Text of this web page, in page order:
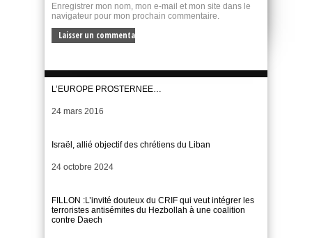
Enregistrer mon nom, mon e-mail et mon site dans le
navigateur pour mon prochain commentaire.
L’EUROPE PROSTERNEE…
Date
24 mars 2016
Israël, allié objectif des chrétiens du Liban
Date
24 octobre 2024
FILLON :L’invité douteux du CRIF qui veut intégrer les
terroristes antisémites du Hezbollah à une coalition
contre Daech